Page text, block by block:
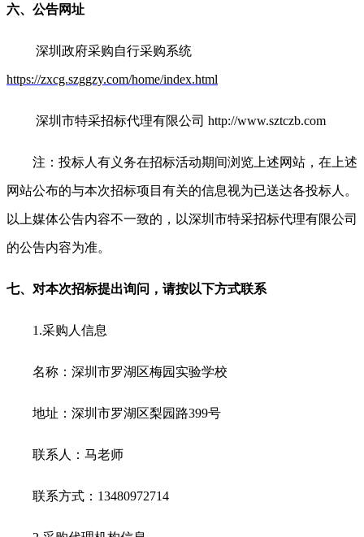
六、公告网址
深圳政府采购自行采购系统
https://zxcg.szggzy.com/home/index.html
深圳市特采招标代理有限公司 http://www.sztczb.com
注：投标人有义务在招标活动期间浏览上述网站，在上述
网站公布的与本次招标项目有关的信息视为已送达各投标人。
以上媒体公告内容不一致的，以深圳市特采招标代理有限公司
的公告内容为准。
七、对本次招标提出询问，请按以下方式联系
1.采购人信息
名称： 深圳市罗湖区梅园实验学校
地址： 深圳市罗湖区梨园路399号
联系人： 马老师
联系方式： 13480972714